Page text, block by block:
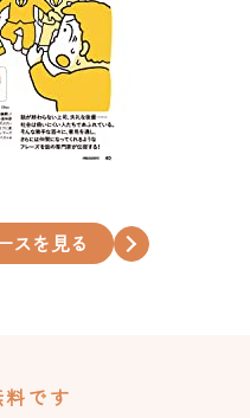
スを見る
です